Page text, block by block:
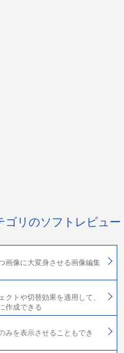
ゴリのソフトレビュー
画像に大変身させる画像編集
トや切替効果を適用して、
作成できる
みを表示させることもでき